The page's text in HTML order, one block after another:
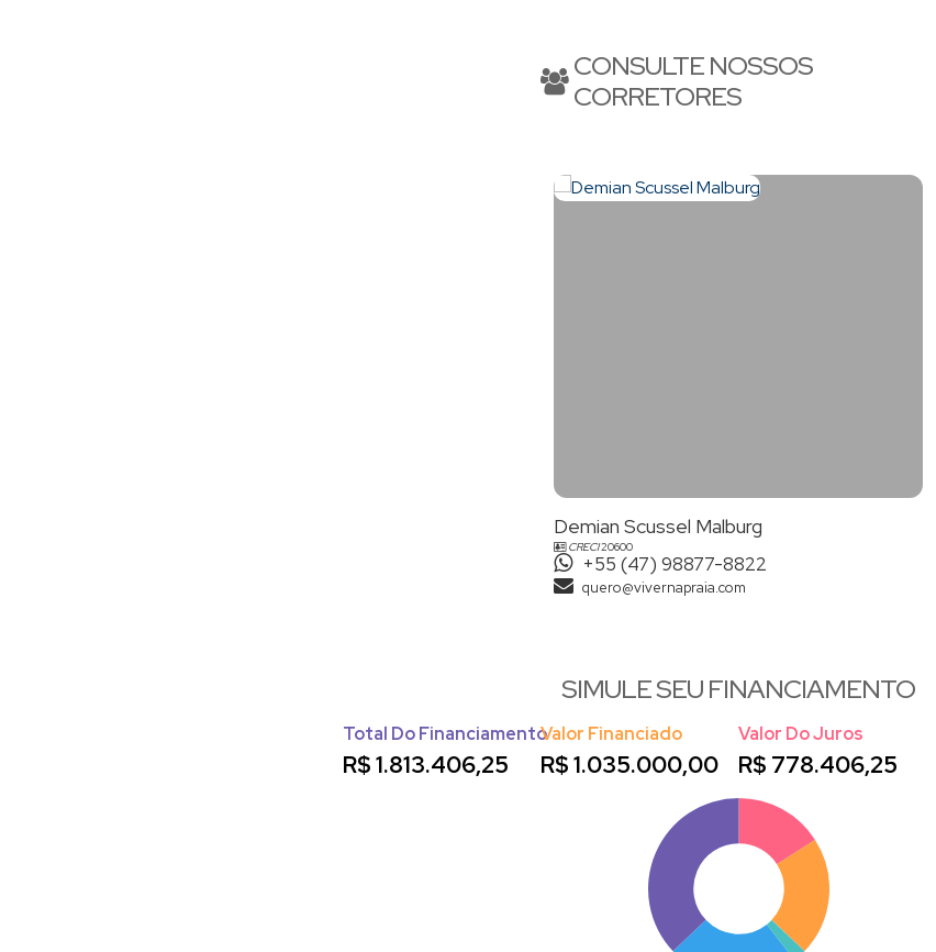
especializando-se no atendimento e comercialização de imóveis de alto padrão. Em outras regiões dispõe de
CONSULTE NOSSOS
CORRETORES
Demian Scussel Malburg
CRECI20600
+55 (47) 98877-8822
quero@vivernapraia.com
SIMULE SEU FINANCIAMENTO
Total Do Financiamento
R$1.813.406,25
Valor Financiado
R$1.035.000,00
Valor Do Juros
R$ 778.406,25